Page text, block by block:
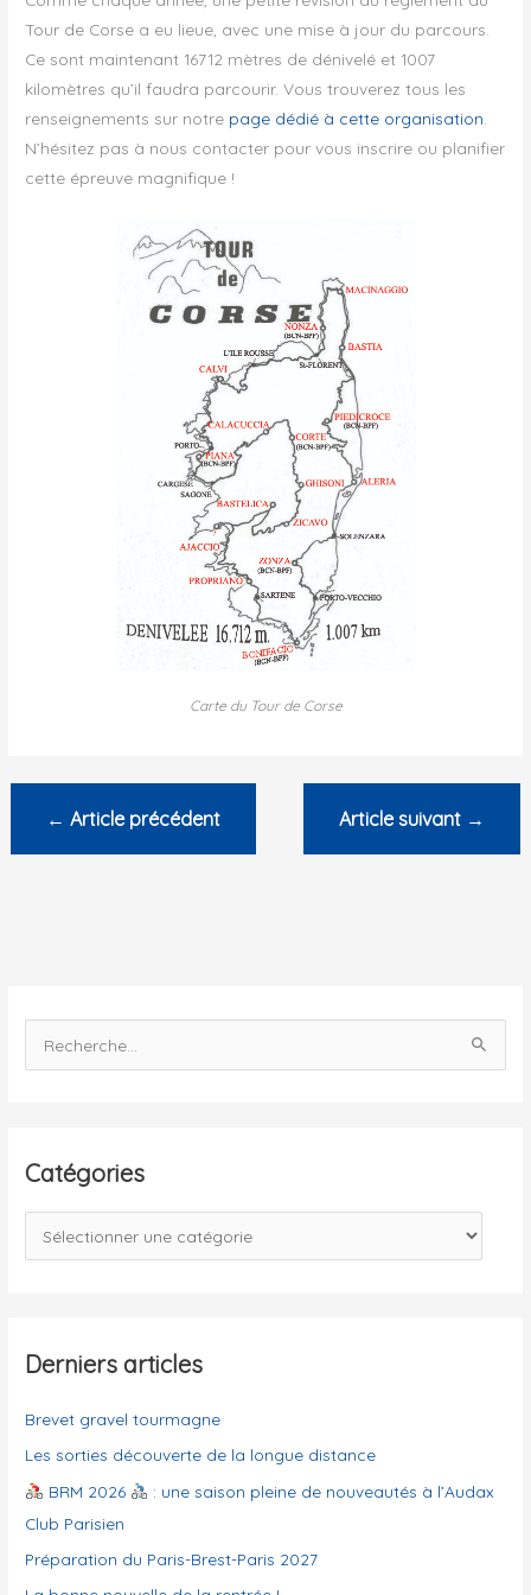
Tour de Corse a eu lieue, avec une mise à jour du parcours.
Ce sont maintenant 16712 mètres de dénivelé et 1007
kilomètres qu’il faudra parcourir. Vous trouverez tous les
renseignements sur notre page dédié à cette organisation
N’hésitez pas à nous contacter pour vous inscrire ou planifier
cette épreuve magnifique !
Carte du Tour de Corse
← Article précédent Article suivant →
e
e
h
Catégories
a
g
r
i
e
s
Derniers articles
Brevet gravel tourmagne
Les sorties découverte de la longue distance
BRM 2026
: une saison pleine de nouveautés à l’Audax
Club Parisien
Préparation du Paris-Brest-Paris 2027